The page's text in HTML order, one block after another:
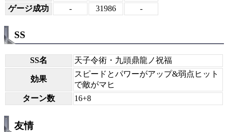
ゲージ成功 - 31986 -
SS
SS名 天子令術・九頭鼎龍ノ祝福
効果
スピードとパワーがアップ&弱点ヒット
で敵がマヒ
ターン数
16+8
友情